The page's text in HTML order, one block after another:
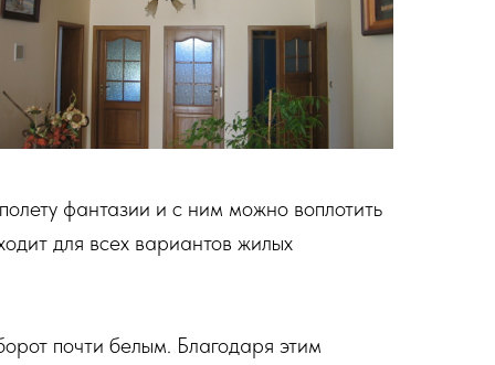
фантазии и с ним можно воплотить
для всех вариантов жилых
почти белым. Благодаря этим